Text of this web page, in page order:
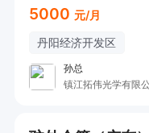
5000 元/月
丹阳经济开发区
孙总
镇江拓伟光学有限